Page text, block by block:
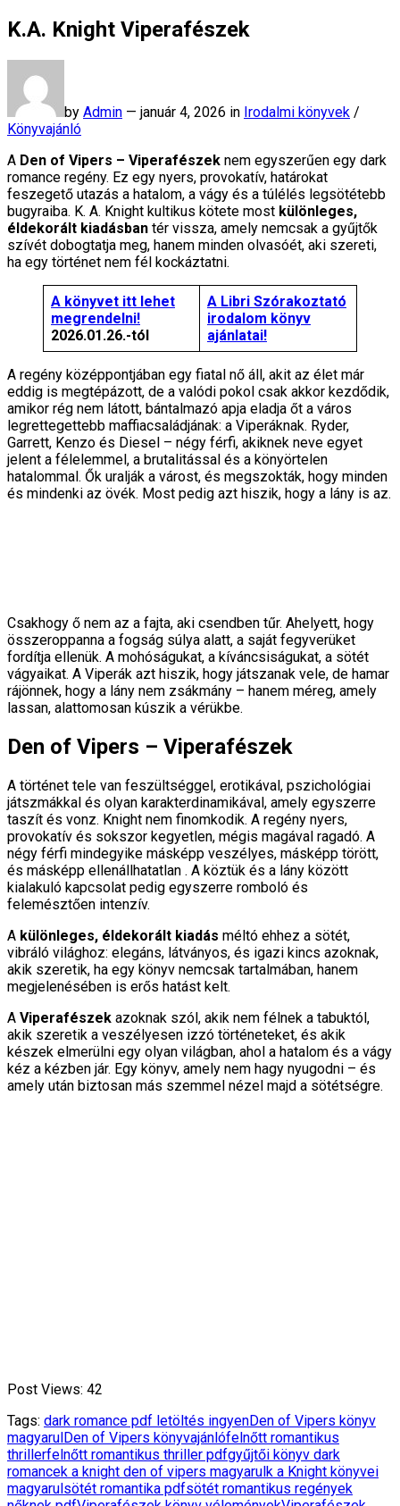
K.A. Knight Viperafészek
by Admin — január 4, 2026 in Irodalmi könyvek /
Könyvajánló
A Den of Vipers – Viperafészek nem egyszerűen egy dark
romance regény. Ez egy nyers, provokatív, határokat
feszegető utazás a hatalom, a vágy és a túlélés legsötétebb
bugyraiba. K. A. Knight kultikus kötete most különleges,
éldekorált kiadásban tér vissza, amely nemcsak a gyűjtők
szívét dobogtatja meg, hanem minden olvasóét, aki szereti,
ha egy történet nem fél kockáztatni.
A könyvet itt lehet
megrendelni!
2026.01.26.-tól
A Libri Szórakoztató
irodalom könyv
ajánlatai!
A regény középpontjában egy fiatal nő áll, akit az élet már
eddig is megtépázott, de a valódi pokol csak akkor kezdődik,
amikor rég nem látott, bántalmazó apja eladja őt a város
legrettegettebb maffiacsaládjának: a Viperáknak. Ryder,
Garrett, Kenzo és Diesel – négy férfi, akiknek neve egyet
jelent a félelemmel, a brutalitással és a könyörtelen
hatalommal. Ők uralják a várost, és megszokták, hogy minden
és mindenki az övék. Most pedig azt hiszik, hogy a lány is az.
Csakhogy ő nem az a fajta, aki csendben tűr. Ahelyett, hogy
összeroppanna a fogság súlya alatt, a saját fegyverüket
fordítja ellenük. A mohóságukat, a kíváncsiságukat, a sötét
vágyaikat. A Viperák azt hiszik, hogy játszanak vele, de hamar
rájönnek, hogy a lány nem zsákmány – hanem méreg, amely
lassan, alattomosan kúszik a vérükbe.
Den of Vipers – Viperafészek
A történet tele van feszültséggel, erotikával, pszichológiai
játszmákkal és olyan karakterdinamikával, amely egyszerre
taszít és vonz. Knight nem finomkodik. A regény nyers,
provokatív és sokszor kegyetlen, mégis magával ragadó. A
négy férfi mindegyike másképp veszélyes, másképp törött,
és másképp ellenállhatatlan . A köztük és a lány között
kialakuló kapcsolat pedig egyszerre romboló és
felemésztően intenzív.
A különleges, éldekorált kiadás méltó ehhez a sötét,
vibráló világhoz: elegáns, látványos, és igazi kincs azoknak,
akik szeretik, ha egy könyv nemcsak tartalmában, hanem
megjelenésében is erős hatást kelt.
A Viperafészek azoknak szól, akik nem félnek a tabuktól,
akik szeretik a veszélyesen izzó történeteket, és akik
készek elmerülni egy olyan világban, ahol a hatalom és a vágy
kéz a kézben jár. Egy könyv, amely nem hagy nyugodni – és
amely után biztosan más szemmel nézel majd a sötétségre.
Post Views: 42
Tags: dark romance pdf letöltés ingyenDen of Vipers könyv
magyarulDen of Vipers könyvajánlófelnőtt romantikus
thrillerfelnőtt romantikus thriller pdfgyűjtői könyv dark
romancek a knight den of vipers magyarulk a Knight könyvei
magyarulsötét romantika pdfsötét romantikus regények